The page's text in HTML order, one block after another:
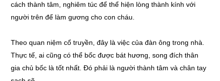
cách thành tâm, nghiêm túc để thể hiện lòng thành kính với
người trên để làm gương cho con cháu.
Theo quan niệm cổ truyền, đây là việc của đàn ông trong nhà.
Thực tế, ai cũng có thể bốc được bát hương, song đích thân
gia chủ bốc là tốt nhất. Đó phải là người thành tâm và chân tay